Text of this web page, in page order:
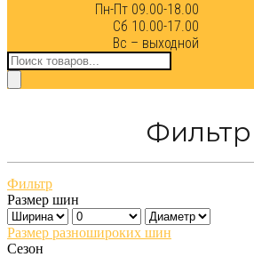
Пн-Пт 09.00-18.00
Сб 10.00-17.00
Вс – выходной
Поиск
товаров
Фильтр
Фильтр
Размер шин
Размер разношироких шин
Сезон